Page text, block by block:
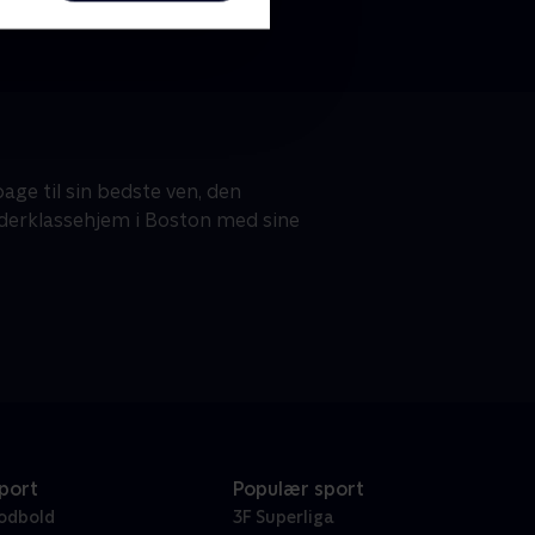
til sin bedste ven, den
i Boston med sine
Populær sport
3F Superliga